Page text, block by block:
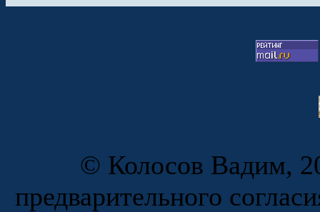
© Колосов Вадим,
предварительного